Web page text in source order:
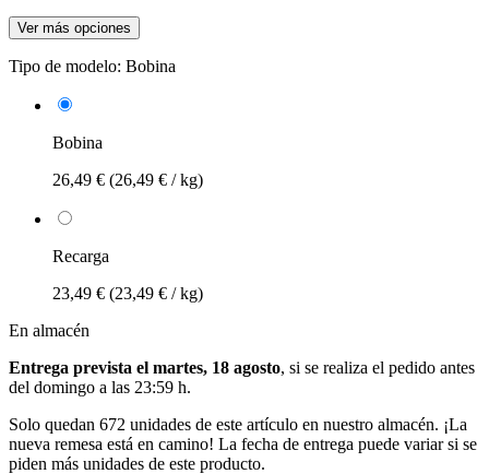
Ver más opciones
Tipo de modelo: Bobina
Bobina
26,49 € (26,49 € / kg)
Recarga
23,49 € (23,49 € / kg)
En almacén
Entrega prevista el martes, 18 agosto, si se realiza el pedido antes
del domingo a las 23:59 h.
Solo quedan 672 unidades de este artículo en nuestro almacén. ¡La
nueva remesa está en camino! La fecha de entrega puede variar si se
piden más unidades de este producto.